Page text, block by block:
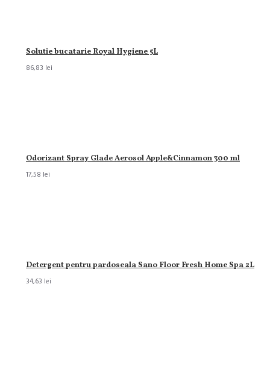
Solutie bucatarie Royal Hygiene 5L
86,83 lei
Odorizant Spray Glade Aerosol Apple&Cinnamon 300 ml
17,58 lei
Detergent pentru pardoseala Sano Floor Fresh Home Spa 2L
34,63 lei